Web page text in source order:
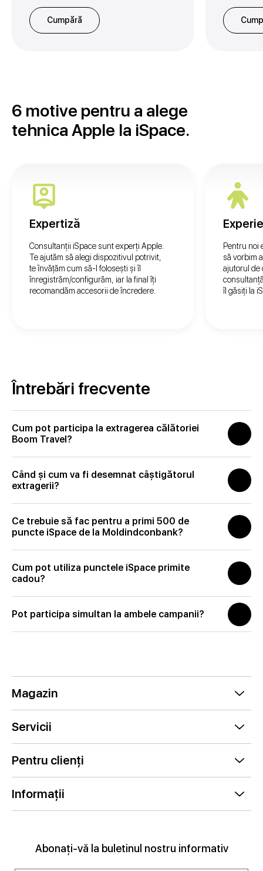
Cumpără
6 motive pentru a alege
tehnica Apple la iSpace.
Expertiză
Consultanții iSpace sunt experți Apple.
Te ajutăm să alegi dispozitivul potrivit,
te învățăm cum să-l folosești și îl
înregistrăm/configurăm, iar la final îți
recomandăm accesorii de încredere.
Pentru noi
să vorbim
ajutorul de
îl găsiți la
Întrebări frecvente
Cum pot participa la extragerea călătoriei
Boom Travel?
Când și cum va fi desemnat câștigătorul
extragerii?
Ce trebuie să fac pentru a primi 500 de
puncte iSpace de la Moldindconbank?
Cum pot utiliza punctele iSpace primite
cadou?
Pot participa simultan la ambele campanii?
Magazin
Servicii
Pentru clienți
Informații
Abonați-vă la buletinul nostru informativ